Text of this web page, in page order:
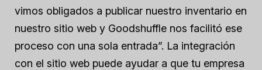
vimos obligados a publicar nuestro inventario en
nuestro sitio web y Goodshuffle nos facilitó ese
proceso con una sola entrada”. La integración
con el sitio web puede ayudar a que tu empresa